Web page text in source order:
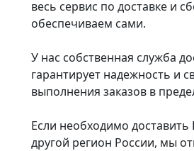
весь сервис по доставке и
обеспечиваем сами.
У нас собственная служба
гарантирует надежность и
выполнения заказов в
Если необходимо
другой регион России, мы